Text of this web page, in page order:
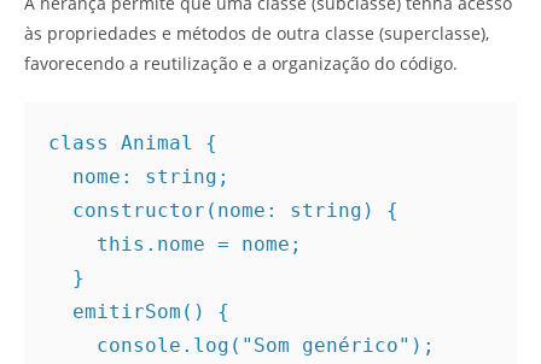
às propriedades e métodos de outra classe (superclasse),
favorecendo a reutilização e a organização do código.
class Animal {
  nome: string;
  constructor(nome: string) {
    this.nome = nome;
  }
  emitirSom() {
    console.log("Som genérico");